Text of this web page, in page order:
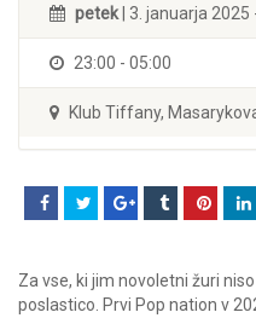
petek | 3. januarja 2025
23:00 - 05:00
Klub Tiffany,
Za vse, ki jim novoletni žuri
poslastico. Prvi Pop nation v